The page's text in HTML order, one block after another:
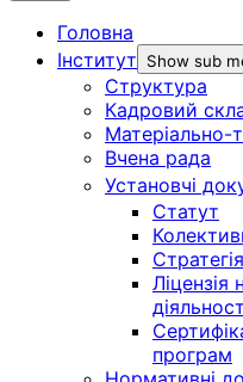
Головна
Інститут
Show sub
Структура
Кадровий
Матеріально-
Вчена рада
Установчі
Статут
Ліцензія
програм